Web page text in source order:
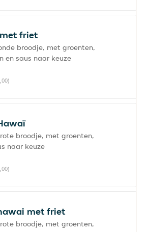
friet
broodje, met groenten,
en saus naar keuze
broodje, met groenten,
naar keuze
met friet
broodje, met groenten,